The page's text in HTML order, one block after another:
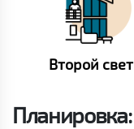
Второй свет
Планировка: